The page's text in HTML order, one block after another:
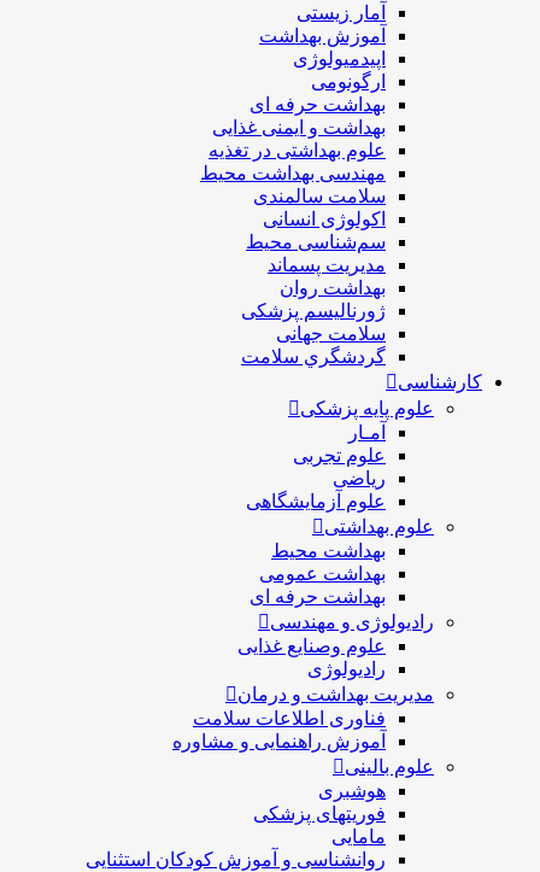
آمار زیستی
آموزش بهداشت
اپیدمیولوژی
ارگونومی
بهداشت حرفه ای
بهداشت و ایمنی غذایی
علوم بهداشتی در تغذیه
مهندسی بهداشت محيط
سلامت سالمندی
اکولوژی انسانی
سم‌شناسی محیط
مدیریت پسماند
بهداشت روان
ژورنالیسم پزشکی
سلامت جهانی
گردشگري سلامت
کارشناسی
علوم پایه پزشکی
آمـار
علوم تجربی
ریاضی
علوم آزمایشگاهی
علوم بهداشتی
بهداشت محیط
بهداشت عمومی
بهداشت حرفه ای
رادیولوژی و مهندسی
علوم وصنایع غذایی
رادیولوژی
مدیریت بهداشت و درمان
فناوری اطلاعات سلامت
آموزش راهنمایی و مشاوره
علوم بالینی
هوشبری
فوریتهای پزشکی
مامایی
روانشناسی و آموزش کودکان استثنایی